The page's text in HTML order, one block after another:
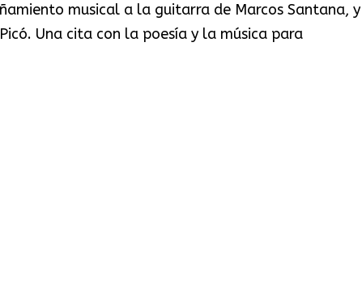
musical a la guitarra de Marcos Santana, y
Una cita con la poesía y la música para